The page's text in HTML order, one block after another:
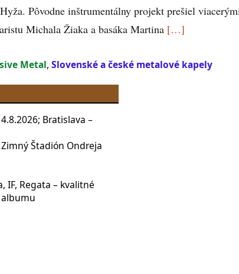
Pôvodne inštrumentálny projekt prešiel
Michala Žiaka a basáka Martina […]
Metal, Slovenské a české metalové kapely
Bratislava –
Štadión Ondreja
IF, Regata – kvalitné
albumu